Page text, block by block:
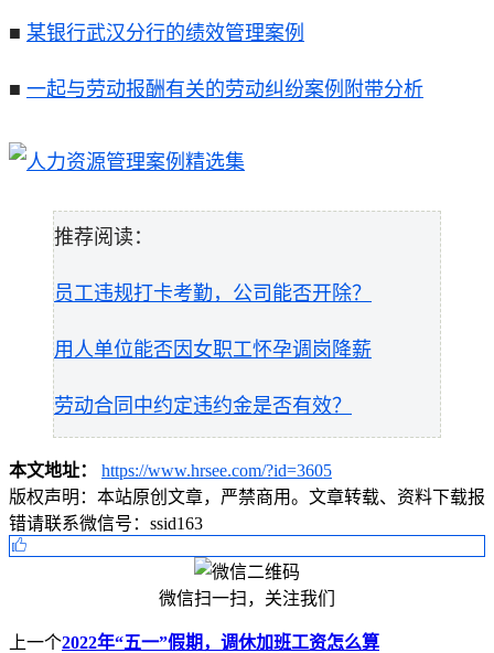
■ 某银行武汉分行的绩效管理案例
■ 一起与劳动报酬有关的劳动纠纷案例附带分析
推荐阅读：
员工违规打卡考勤，公司能否开除？
用人单位能否因女职工怀孕调岗降薪
劳动合同中约定违约金是否有效？
本文地址：
https://www.hrsee.com/?id=3605
版权声明： 本站原创文章，严禁商用。文章转载、资料下载报
错请联系微信号：ssid163
微信扫一扫，关注我们
上一个2022年“五一”假期，调休加班工资怎么算